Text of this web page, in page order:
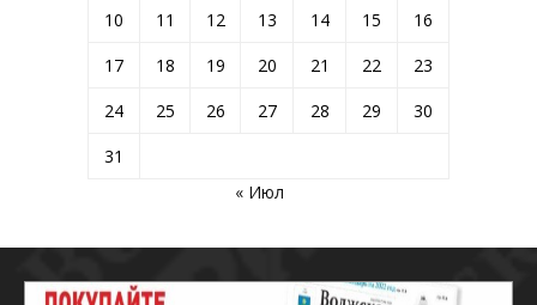
10
11 12 13 14 15
16
17
18 19 20 21 22
23
24
25 26 27 28 29
30
31
« Июл